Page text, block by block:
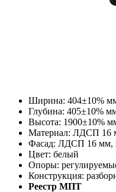
Ширина: 404±10%
Глубина: 405±10%
Высота: 1900±10%
Материал: ЛДСП 16
Фасад: ЛДСП 16
Цвет: белый
Опоры:
Конструкция:
Реестр МПТ